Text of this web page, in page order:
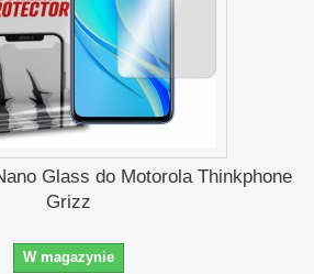
Glass do Motorola Thinkphone
Grizz
W magazynie